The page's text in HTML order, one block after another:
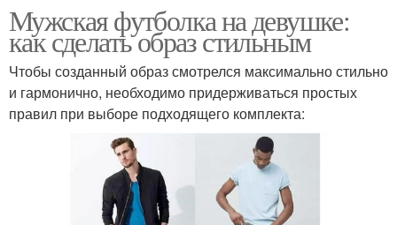
Мужская футболка на девушке:
как сделать образ стильным
Чтобы созданный образ смотрелся максимально стильно
и гармонично, необходимо придерживаться простых
правил при выборе подходящего комплекта: